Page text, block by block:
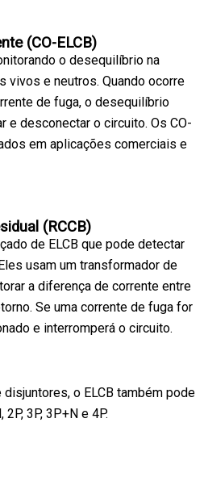
(CO-ELCB)
o desequilíbrio na
vivos e neutros. Quando ocorre
de fuga, o desequilíbrio
e desconectar o circuito. Os CO-
em aplicações comerciais e
(RCCB)
de ELCB que pode detectar
usam um transformador de
a diferença de corrente entre
Se uma corrente de fuga for
e interromperá o circuito.
o ELCB também pode
3P, 3P+N e 4P.